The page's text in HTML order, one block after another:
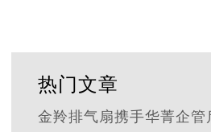
热门文章
金羚排气扇携手华菁企管